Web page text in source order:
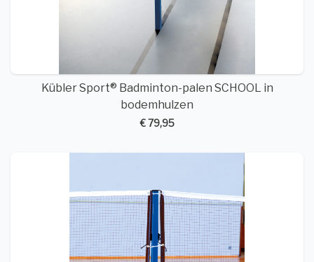
Kübler Sport® Badminton-palen SCHOOL in
bodemhulzen
€ 79,95